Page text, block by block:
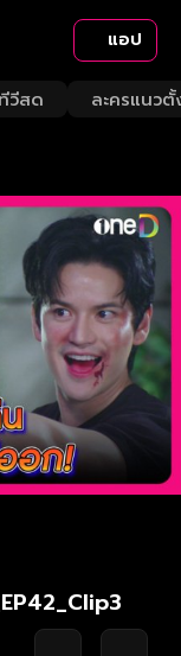
แอป
วีสด ละครแนวตั้